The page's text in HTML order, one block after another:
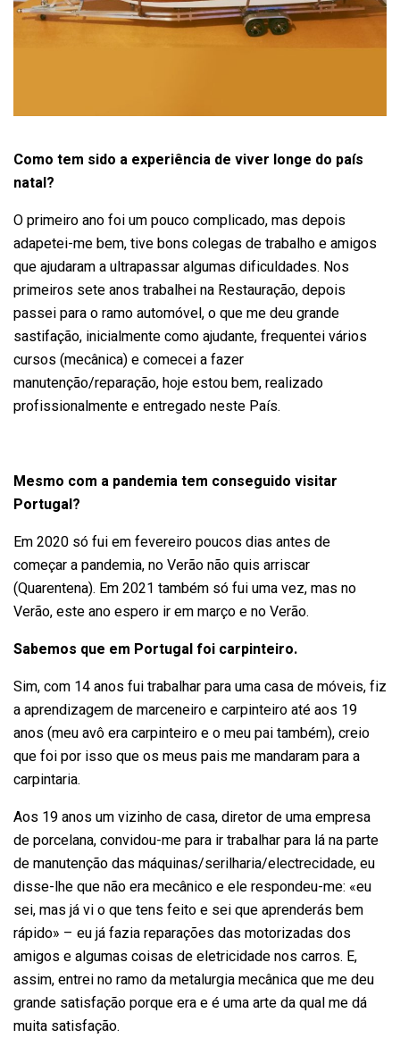
Como tem sido a experiência de viver longe do país
natal?
O primeiro ano foi um pouco complicado, mas depois
adapetei-me bem, tive bons colegas de trabalho e amigos
que ajudaram a ultrapassar algumas dificuldades. Nos
primeiros sete anos trabalhei na Restauração, depois
passei para o ramo automóvel, o que me deu grande
sastifação, inicialmente como ajudante, frequentei vários
cursos (mecânica) e comecei a fazer
manutenção/reparação, hoje estou bem, realizado
profissionalmente e entregado neste País.
Mesmo com a pandemia tem conseguido visitar
Portugal?
Em 2020 só fui em fevereiro poucos dias antes de
começar a pandemia, no Verão não quis arriscar
(Quarentena). Em 2021 também só fui uma vez, mas no
Verão, este ano espero ir em março e no Verão.
Sabemos que em Portugal foi carpinteiro.
Sim, com 14 anos fui trabalhar para uma casa de móveis, fiz
a aprendizagem de marceneiro e carpinteiro até aos 19
anos (meu avô era carpinteiro e o meu pai também), creio
que foi por isso que os meus pais me mandaram para a
carpintaria.
Aos 19 anos um vizinho de casa, diretor de uma empresa
de porcelana, convidou-me para ir trabalhar para lá na parte
de manutenção das máquinas/serilharia/electrecidade, eu
disse-lhe que não era mecânico e ele respondeu-me: «eu
sei, mas já vi o que tens feito e sei que aprenderás bem
rápido» – eu já fazia reparações das motorizadas dos
amigos e algumas coisas de eletricidade nos carros. E,
assim, entrei no ramo da metalurgia mecânica que me deu
grande satisfação porque era e é uma arte da qual me dá
muita satisfação.